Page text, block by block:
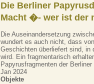
Die Berliner
Macht �- wer ist der
Die Auseinandersetzung
wundert es auch nicht, dass
Geschichten überliefert sind, in
wird. Ein fragmentarisch
Papyrusfragmenten der
Jan 2024
Objekte